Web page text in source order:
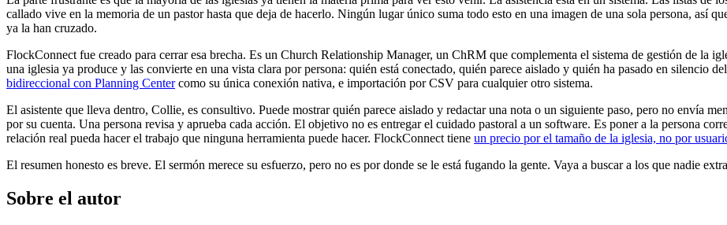
callado vive en la memoria de un pastor hasta que deja de hacerlo. Ningún lugar único suma todo esto en una imagen de una sola persona, así
ya la han cruzado.
FlockConnect fue creado para cerrar esa brecha. Es un Church Relationship Manager, un ChRM que complementa el sistema de gestión de la
una iglesia ya produce y las convierte en una vista clara por persona: quién está conectado, quién parece aislado y quién ha pasado en silencio
bidireccional con Planning Centercomo su única conexión nativa, e importación por CSV para cualquier otro sistema.
El asistente que lleva dentro, Collie, es consultivo. Puede mostrar quién parece aislado y redactar una nota o un siguiente paso, pero no envía
por su cuenta. Una persona revisa y aprueba cada acción. El objetivo no es entregar el cuidado pastoral a un software. Es poner a la persona
relación real pueda hacer el trabajo que ninguna herramienta puede hacer. FlockConnect tiene un precio por el tamaño de la iglesia, no por
El resumen honesto es breve. El sermón merece su esfuerzo, pero no es por donde se le está fugando la gente. Vaya a buscar a los que nadie
Sobre el autor